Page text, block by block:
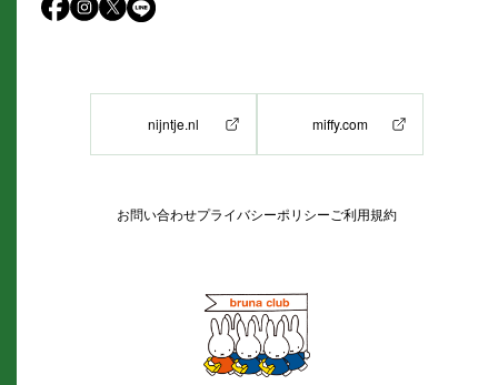
nijntje.nl miffy.com
お問い合わせプライバシーポリシー ご利用規約